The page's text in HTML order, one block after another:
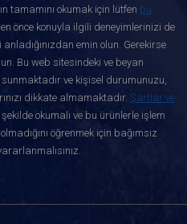
tamamını okumak için lütfen bu
önce konuyla ilgili deneyimlerinizi de
emin olun. Gerekirse
Bu web sitesindeki ve beyan
ve kişisel durumunuzu,
dikkate almamaktadır. Şartlar ve
okumalı ve bu ürünlerle işlem
öğrenmek için bağımsız